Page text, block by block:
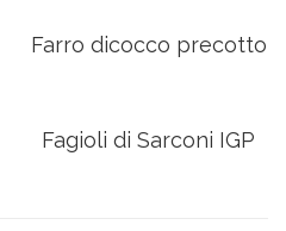
Farro dicocco precotto
Fagioli di Sarconi IGP